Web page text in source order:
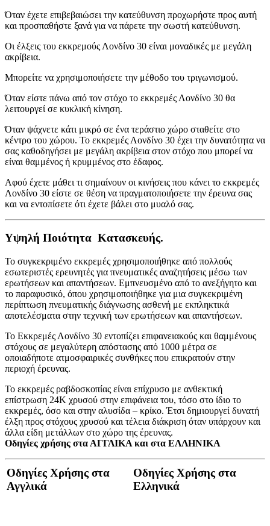
Όταν έχετε επιβεβαιώσει την κατεύθυνση προχωρήστε προς αυτή
και προσπαθήστε ξανά για να πάρετε την σωστή κατεύθυνση.
Οι έλξεις του εκκρεμούς Λονδίνο 30 είναι μοναδικές με μεγάλη
ακρίβεια.
Μπορείτε να χρησιμοποιήσετε την μέθοδο του τριγωνισμού.
Όταν είστε πάνω από τον στόχο το εκκρεμές Λονδίνο 30 θα
λειτουργεί σε κυκλική κίνηση.
Όταν ψάχνετε κάτι μικρό σε ένα τεράστιο χώρο σταθείτε στο
κέντρο του χώρου. Το εκκρεμές Λονδίνο 30 έχει την δυνατότητα να
σας καθοδηγήσει με μεγάλη ακρίβεια στον στόχο που μπορεί να
είναι θαμμένος ή κρυμμένος στο έδαφος.
Αφού έχετε μάθει τι σημαίνουν οι κινήσεις που κάνει το εκκρεμές
Λονδίνο 30 είστε σε θέση να πραγματοποιήσετε την έρευνα σας
και να εντοπίσετε ότι έχετε βάλει στο μυαλό σας.
Υψηλή Ποιότητα Κατασκευής.
Το συγκεκριμένο εκκρεμές χρησιμοποιήθηκε από πολλούς
εσωτεριστές ερευνητές για πνευματικές αναζητήσεις μέσω των
ερωτήσεων και απαντήσεων. Εμπνευσμένο από το ανεξήγητο και
το παραφυσικό, όπου χρησιμοποιήθηκε για μια συγκεκριμένη
περίπτωση πνευματικής διάγνωσης ασθενή με εκπληκτικά
αποτελέσματα στην τεχνική των ερωτήσεων και απαντήσεων.
Το Εκκρεμές Λονδίνο 30 εντοπίζει επιφανειακούς και θαμμένους
στόχους σε μεγαλύτερη απόστασης από 1000 μέτρα σε
οποιαδήποτε ατμοσφαιρικές συνθήκες που επικρατούν στην
περιοχή έρευνας.
Το εκκρεμές ραβδοσκοπίας είναι επίχρυσο με ανθεκτική
επίστρωση 24Κ χρυσού στην επιφάνεια του, τόσο στο ίδιο το
εκκρεμές, όσο και στην αλυσίδα – κρίκο. Έτσι δημιουργεί δυνατή
έλξη προς στόχους χρυσού και τέλεια διάκριση όταν υπάρχουν και
άλλα είδη μετάλλων στο χώρο της έρευνας.
Οδηγίες χρήσης στα ΑΓΓΛΙΚΑ και στα ΕΛΛΗΝΙΚΑ
Οδηγίες Χρήσης στα
Αγγλικά
Οδηγίες Χρήσης στα
Ελληνικά